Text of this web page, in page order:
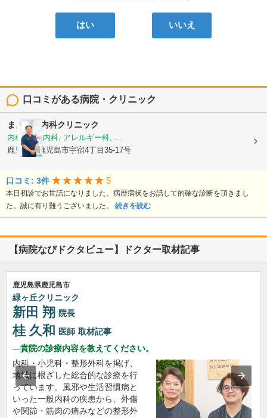
はい いいえ
口コミがある病院・クリニック
まごころ内科クリニック
内科, 神経内科, アレルギー科, ...
鹿児島県鹿児島市宇宿4丁目35-17号
口コミ: 3件 5
本日初診でお世話になりました。病歴病状をお話して的確な診断を頂きまし
た。誠に有り難うございました。 続きを読む
【病院なびドクタビュー】ドクター取材記事
鹿児島県鹿児島市
緑ヶ丘クリニック
新田 翔 院長
桂 久和 医師 取材記事
貴院の診療内容を教えてください。
内科・小児科・整形外科を掲げ、
地域に根ざした総合的な診療を行
っています。風邪や生活習慣病と
いった一般内科の疾患から、外傷
や関節・筋肉の痛みなどの整形外